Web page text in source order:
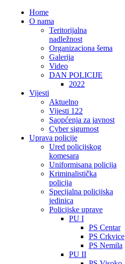
Home
O nama
Teritorijalna
nadležnost
Organizaciona šema
Galerija
Video
DAN POLICIJE
2022
Vijesti
Aktuelno
Vijesti 122
Saopćenja za javnost
Cyber sigurnost
Uprava policije
Ured policijskog
komesara
Uniformisana policija
Kriminalistička
policija
Specijalna policijska
jedinica
Policijske uprave
PU I
PS Centar
PS Crkvice
PS Nemila
PU II